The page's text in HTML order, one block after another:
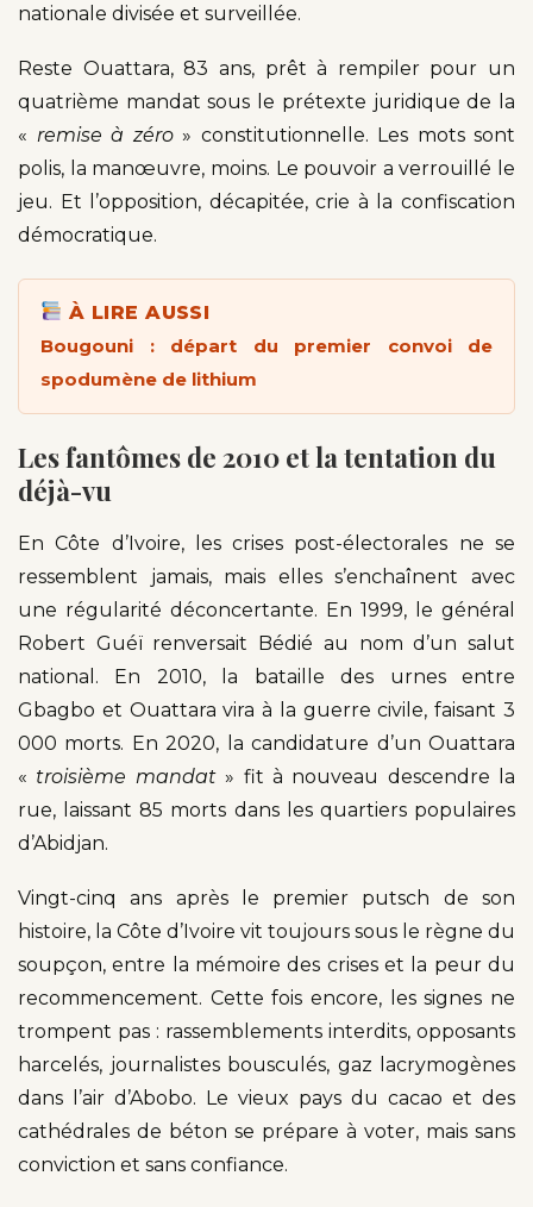
nationale divisée et surveillée.
Reste Ouattara, 83 ans, prêt à rempiler pour un
quatrième mandat sous le prétexte juridique de la
« remise à zéro» constitutionnelle. Les mots sont
polis, la manœuvre, moins. Le pouvoir a verrouillé le
jeu. Et l’opposition, décapitée, crie à la confiscation
démocratique.
À LIRE AUSSI
Bougouni : départ du premier convoi de
spodumène de lithium
Les fantômes de 2010 et la tentation du
déjà-vu
En Côte d’Ivoire, les crises post-électorales ne se
ressemblent jamais, mais elles s’enchaînent avec
une régularité déconcertante. En 1999, le général
Robert Guéï renversait Bédié au nom d’un salut
national. En 2010, la bataille des urnes entre
Gbagbo et Ouattara vira à la guerre civile, faisant 3
000 morts. En 2020, la candidature d’un Ouattara
« troisième mandat» fit à nouveau descendre la
rue, laissant 85 morts dans les quartiers populaires
d’Abidjan.
Vingt-cinq ans après le premier putsch de son
histoire, la Côte d’Ivoire vit toujours sous le règne du
soupçon, entre la mémoire des crises et la peur du
recommencement. Cette fois encore, les signes ne
trompent pas : rassemblements interdits, opposants
harcelés, journalistes bousculés, gaz lacrymogènes
dans l’air d’Abobo. Le vieux pays du cacao et des
cathédrales de béton se prépare à voter, mais sans
conviction et sans confiance.